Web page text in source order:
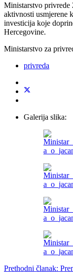
Ministarstvo privrede
aktivnosti usmjerene
investicija koje
Hercegovine.
Ministarstvo za
privreda
Galerija slika:
Prethodni članak: